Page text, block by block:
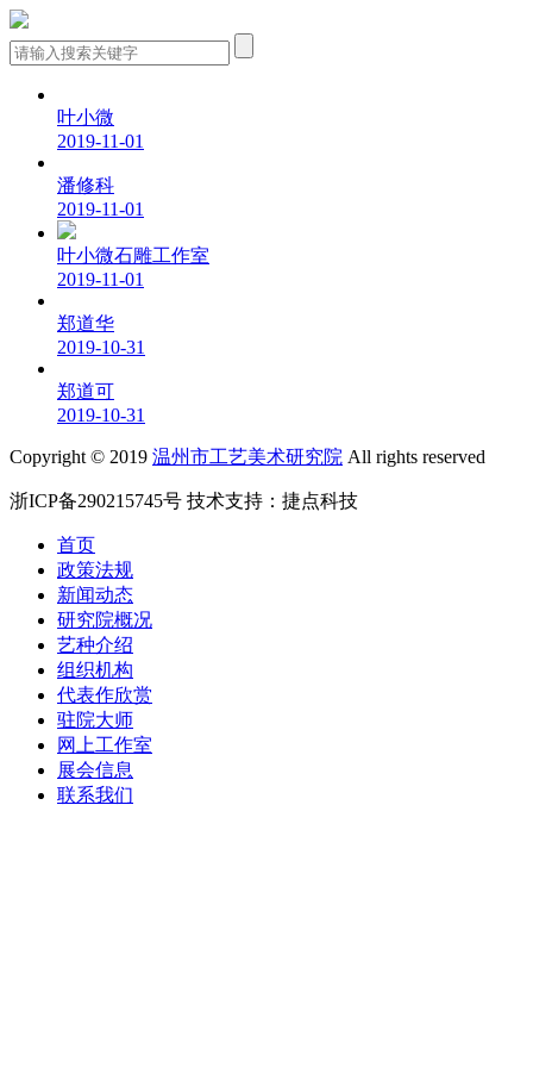
叶小微
2019-11-01
潘修科
2019-11-01
叶小微石雕工作室
2019-11-01
郑道华
2019-10-31
郑道可
2019-10-31
Copyright © 2019 温州市工艺美术研究院 All rights reserved
浙ICP备290215745号 技术支持： 捷点科技
首页
政策法规
新闻动态
研究院概况
艺种介绍
组织机构
代表作欣赏
驻院大师
网上工作室
展会信息
联系我们